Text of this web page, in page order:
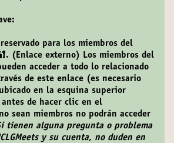
para los miembros del
(Enlace externo) Los miembros del
acceder a todo lo relacionado
de este enlace (es necesario
en la esquina superior
de hacer clic en el
sean miembros no podrán acceder
tienen alguna pregunta o problema
y su cuenta, no duden en